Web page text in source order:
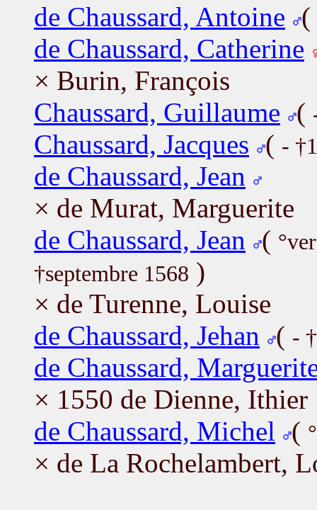
de Chaussard, Antoine (
de Chaussard, Catherine
× Burin, François
Chaussard, Guillaume (
Chaussard, Jacques ( -
de Chaussard, Jean
× de Murat, Marguerite
de Chaussard, Jean
(
†septembre 1568 )
× de Turenne, Louise
de Chaussard, Jehan
( -
de Chaussard,
× 1550 de Dienne, Ithier
de Chaussard, Michel
(
× de La Rochelambert,